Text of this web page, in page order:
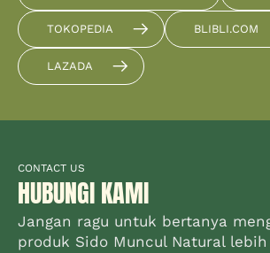
TOKOPEDIA BLIBLI.COM
LAZADA
CONTACT US
HUBUNGI KAMI
Jangan ragu untuk bertanya
produk Sido Muncul Natural